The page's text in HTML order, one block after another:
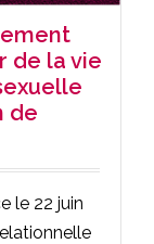
de la vie
de
le 22 juin